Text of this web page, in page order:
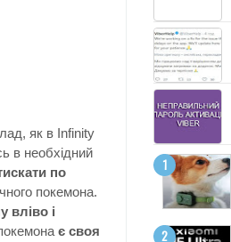
як в Infinity
в необхідний
по
покемона.
вліво і
є своя